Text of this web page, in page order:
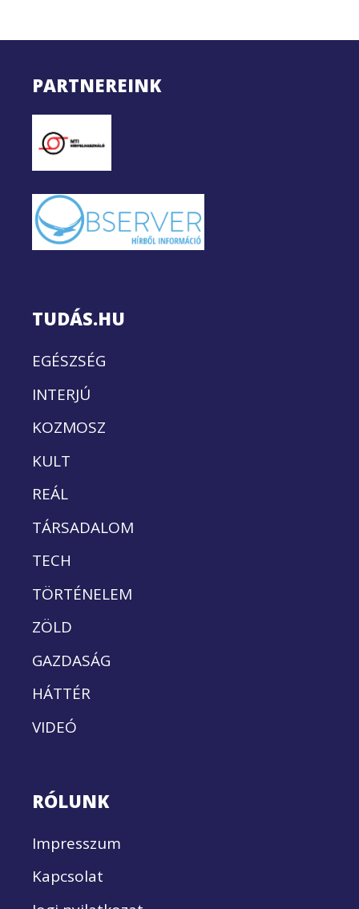
PARTNEREINK
TUDÁS.HU
EGÉSZSÉG
INTERJÚ
KOZMOSZ
KULT
REÁL
TÁRSADALOM
TECH
TÖRTÉNELEM
ZÖLD
GAZDASÁG
HÁTTÉR
VIDEÓ
RÓLUNK
Impresszum
Kapcsolat